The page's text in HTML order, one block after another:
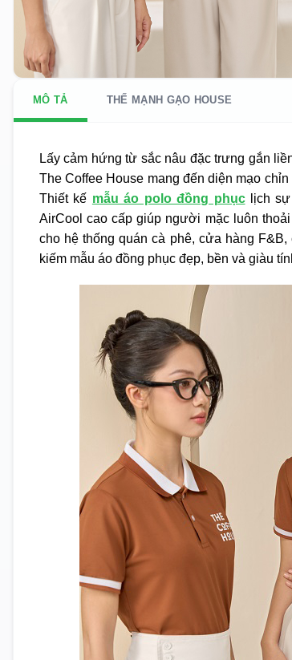
MÔ TẢ THẾ MẠNH GẠO HOUSE
Lấy cảm hứng từ sắc nâu đặc trưng gắn
The Coffee House mang đến diện mạo
Thiết kế mẫu áo polo đồng phụclịch sự
AirCool cao cấp giúp người mặc luôn
cho hệ thống quán cà phê, cửa hàng
kiếm mẫu áo đồng phục đẹp, bền và giàu